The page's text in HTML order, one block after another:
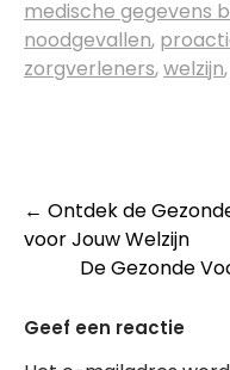
medische gegevens
noodgevallen,
zorgverleners,welzijn,
Post
navigation
← Ontdek de
voor Jouw Welzijn
De Gezonde
Geef een reactie